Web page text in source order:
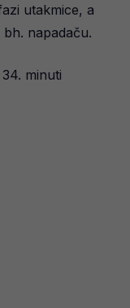
utakmice, a
napadaču.
minuti